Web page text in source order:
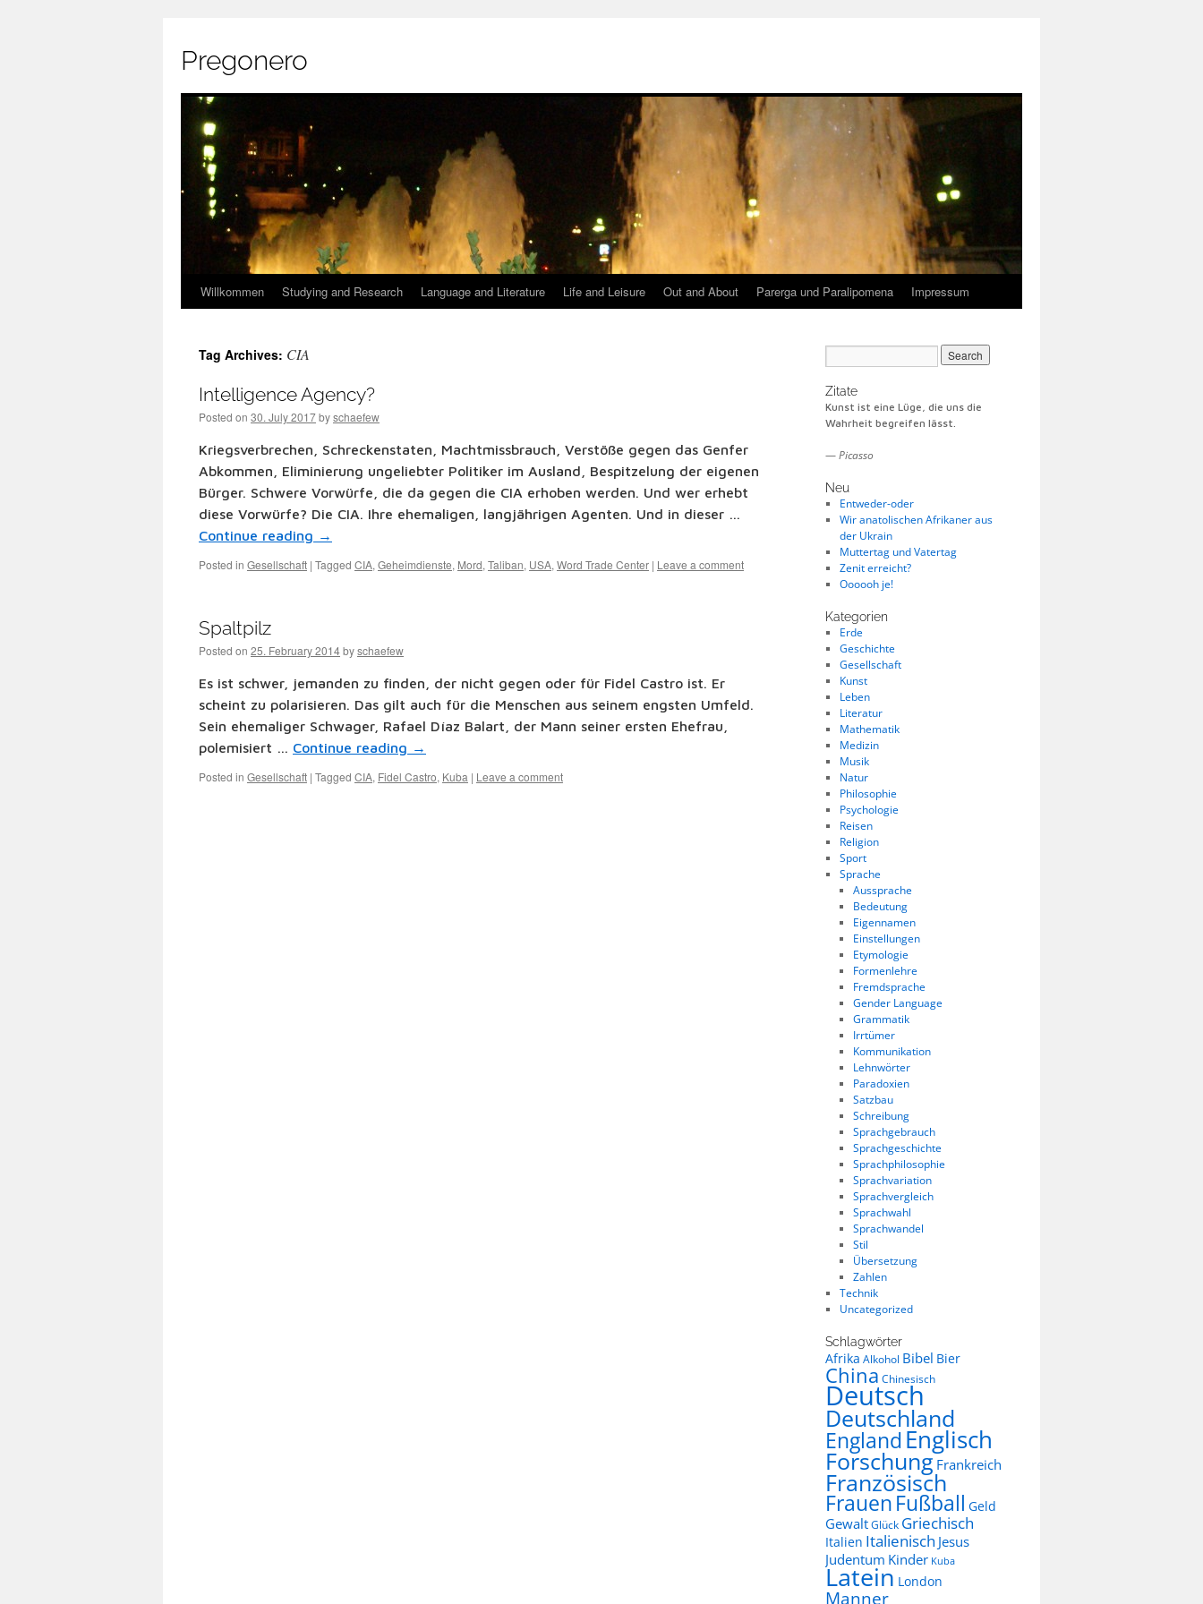
Pregonero
Skip
content
Willkommen Studying and Research Language and Literature Life and Leisure Out and About Parerga und Paralipomena Impressum
Tag Archives: CIA
Intelligence Agency?
Posted on 30. July 2017byschaefew
Kriegsverbrechen, Schreckenstaten, Machtmissbrauch, Verstöße gegen das Genfer
Abkommen, Eliminierung ungeliebter Politiker im Ausland, Bespitzelung der eigenen
Bürger. Schwere Vorwürfe, die da gegen die CIA erhoben werden. Und wer erhebt
diese Vorwürfe? Die CIA. Ihre ehemaligen, langjährigen Agenten. Und in dieser …
Continue reading →
Posted in Gesellschaft | Tagged CIA, Geheimdienste, Mord, Taliban, USA, Word Trade Center | Leave a comment
Spaltpilz
Posted on 25. February 2014byschaefew
Es ist schwer, jemanden zu finden, der nicht gegen oder für Fidel Castro ist. Er
scheint zu polarisieren. Das gilt auch für die Menschen aus seinem engsten Umfeld.
Sein ehemaliger Schwager, Rafael Díaz Balart, der Mann seiner ersten Ehefrau,
polemisiert … Continue reading →
Posted in Gesellschaft | Tagged CIA, Fidel Castro, Kuba | Leave a comment
Zitate
Kunst ist eine Lüge, die uns die
Wahrheit begreifen lässt.
—Picasso
Neu
Entweder-oder
Wir anatolischen Afrikaner aus
der Ukrain
Muttertag und Vatertag
Zenit erreicht?
Oooooh je!
Kategorien
Erde
Geschichte
Gesellschaft
Kunst
Leben
Literatur
Mathematik
Medizin
Musik
Natur
Philosophie
Psychologie
Reisen
Religion
Sport
Sprache
Aussprache
Bedeutung
Eigennamen
Einstellungen
Etymologie
Formenlehre
Fremdsprache
Gender Language
Grammatik
Irrtümer
Kommunikation
Lehnwörter
Paradoxien
Satzbau
Schreibung
Sprachgebrauch
Sprachgeschichte
Sprachphilosophie
Sprachvariation
Sprachvergleich
Sprachwahl
Sprachwandel
Stil
Übersetzung
Zahlen
Technik
Uncategorized
Schlagwörter
Afrika Alkohol Bibel Bier
China Chinesisch
Deutsch
Deutschland
EnglandEnglisch
Forschung Frankreich
Französisch
FrauenFußball Geld
GewaltGlück Griechisch
Italien Italienisch Jesus
Judentum Kinder Kuba
Latein London
Manner